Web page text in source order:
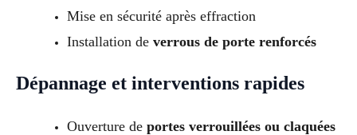
Mise en sécurité après effraction
Installation de verrous de porte renforcés
Dépannage et interventions rapides
Ouverture de portes verrouillées ou claquées